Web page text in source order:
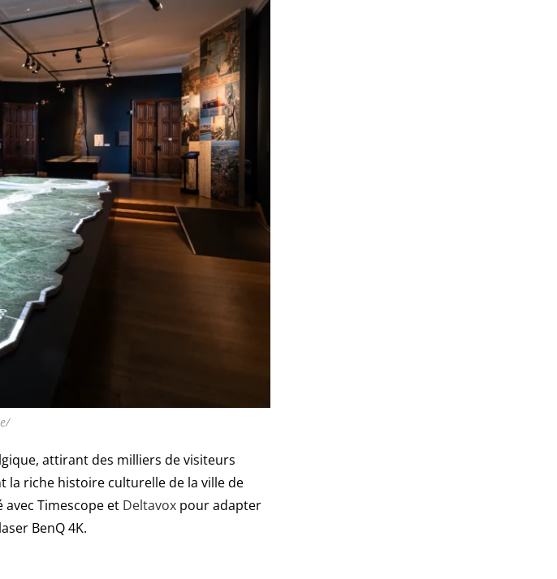
attirant des milliers de visiteurs
la riche histoire culturelle de la ville de
Timescope et Deltavox pour adapter
BenQ 4K.